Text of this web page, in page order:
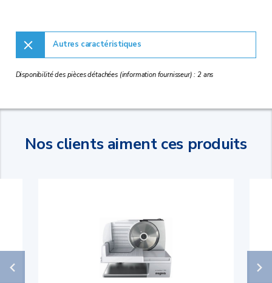
Autres caractéristiques
Disponibilité des pièces détachées (information fournisseur) : 2 ans
Nos clients aiment ces produits